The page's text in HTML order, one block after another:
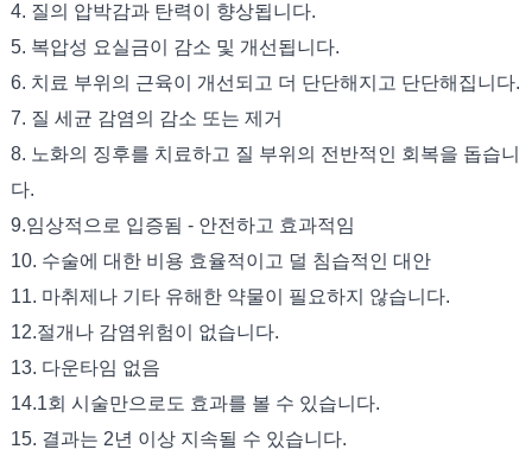
4. 질의 압박감과 탄력이 향상됩니다.
5. 복압성 요실금이 감소 및 개선됩니다.
6. 치료 부위의 근육이 개선되고 더 단단해지고 단단해집니다.
7. 질 세균 감염의 감소 또는 제거
8. 노화의 징후를 치료하고 질 부위의 전반적인 회복을 돕습니
다.
9.임상적으로 입증됨 - 안전하고 효과적임
10. 수술에 대한 비용 효율적이고 덜 침습적인 대안
11. 마취제나 기타 유해한 약물이 필요하지 않습니다.
12.절개나 감염위험이 없습니다.
13. 다운타임 없음
14.1회 시술만으로도 효과를 볼 수 있습니다.
15. 결과는 2년 이상 지속될 수 있습니다.